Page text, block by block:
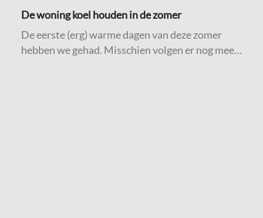
De woning koel houden in de zomer
De eerste (erg) warme dagen van deze zomer
hebben we gehad. Misschien volgen er nog meer.